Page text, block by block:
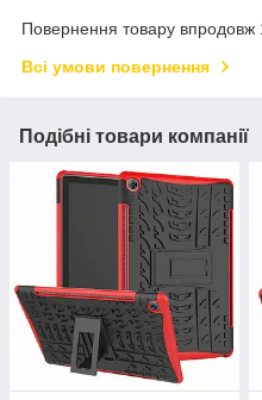
Повернення товару впродовж
Всі умови повернення
Подібні товари компанії